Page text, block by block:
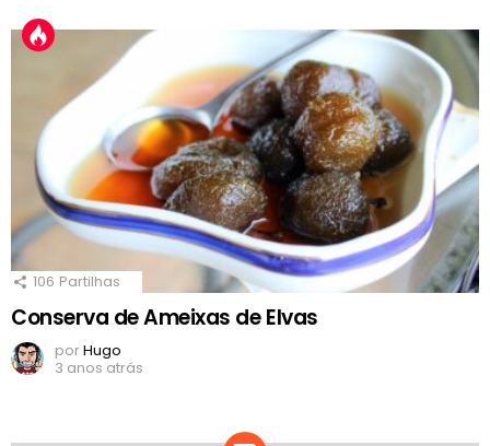
106 Partilhas
Conserva de Ameixas de Elvas
porHugo
3 anos atrás